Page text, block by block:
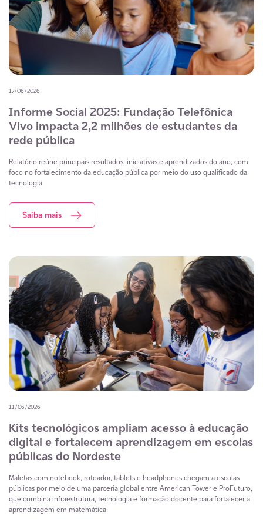
17/06/2026
Informe Social 2025: Fundação Telefônica
Vivo impacta 2,2 milhões de estudantes da
rede pública
Relatório reúne principais resultados, iniciativas e aprendizados do ano, com
foco no fortalecimento da educação pública por meio do uso qualificado da
tecnologia
Saiba mais
11/06/2026
Kits tecnológicos ampliam acesso à educação
digital e fortalecem aprendizagem em escolas
públicas do Nordeste
Maletas com notebook, roteador, tablets e headphones chegam a escolas
públicas por meio de uma parceria global entre American Tower e ProFuturo,
que combina infraestrutura, tecnologia e formação docente para fortalecer a
aprendizagem em matemática